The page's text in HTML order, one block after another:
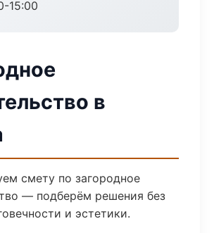
15:00
в
смету по загородное
— подберём решения без
и эстетики.